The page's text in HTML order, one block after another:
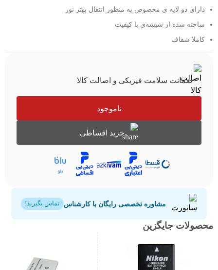
دارای دو لایه ی مخصوص به منظور انتقال بهتر نور
ساخته شده از شیشه‌ی با کیفیت
کاملا شفاف
ضمانت سلامت فیزیکی و اصالت کالا
ناموجود
خرید اقساطی
مشاوره تخصصی رایگان با کارشناس تماس بگیرید!
محصولات جایگزین